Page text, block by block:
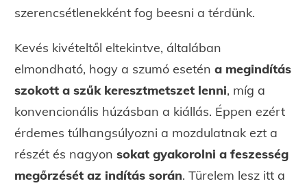
szerencsétlenekként fog beesni a térdünk.
Kevés kivételtől eltekintve, általában
elmondható, hogy a szumó esetén a megindítás
szokott a szűk keresztmetszet lenni, míg a
konvencionális húzásban a kiállás. Éppen ezért
érdemes túlhangsúlyozni a mozdulatnak ezt a
részét és nagyon sokat gyakorolni a feszesség
megőrzését az indítás során. Türelem lesz itt a